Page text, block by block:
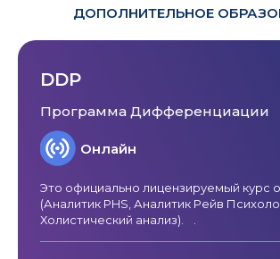
ДОПОЛНИТЕЛЬНОЕ
DDP
Программа Дифференциации
Онлайн
Это официально лицензируемый курс
(Аналитик PHS, Аналитик Рейв
Холистический анализ). .